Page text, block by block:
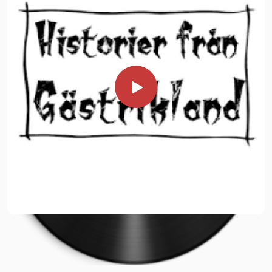
Hälsinglands alla hörn. Givetvis kan vi också väva in historier
från andra delar av Sverige. Vi rör oss mellan vidskepelse och
verklighet. Det går att bygga en kväll kring ett tema
alternativt mer allmänt d.v.s. en ”salig blandning” av
berättelser. Ni bestämmer. För frågor och prisförslag
kontakta oss på kontakta@historierfranhalsingland.se eller
ring Robert 073-993 74 51 Fredrik 070-234 41 17
populär symbol och hantverk från Dalarna, känd som en
beskyddare av mörkrets makter.
Historier från Dalarna hittar du där poddar finns så som i din
podcastapp, via Spotify mfl.
Länkar: Spotify Podbean Apple podcast
Inom kort släpps också ett nytt avsnitt av Historier från
Hälsingland. Håll utkik i din podcastapp.
Kommande berättarkvällar11 april kl. 19:00 Hemsökta
Hälsingland – berättarkväll med spökhistorier i Hudiksvalls
vaktmästare genom åren varit med om oförklarliga
händelser i teaterns lokaler.Pris: 200 kr per person. Har du
inte SWISH funkar också Bankgiro 5111-9261 (glöm ej
namn+datum).Föreställningen är cirka 1 tim 20 min. Insläpp